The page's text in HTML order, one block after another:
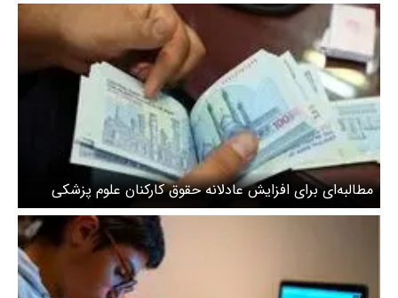
مطالبه‌ای برای افزایش عادلانه حقوق کارکنان علوم پزشکی
کشور